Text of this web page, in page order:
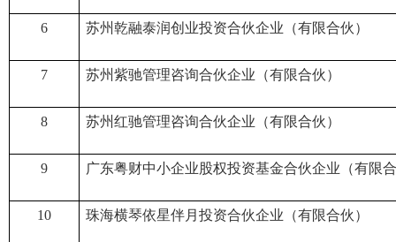
6 苏州乾融泰润创业投资合伙企业（有限合伙）
7 苏州紫驰管理咨询合伙企业（有限合伙）
8 苏州红驰管理咨询合伙企业（有限合伙）
9 广东粤财中小企业股权投资基金合伙企业（有限
10 珠海横琴依星伴月投资合伙企业（有限合伙）